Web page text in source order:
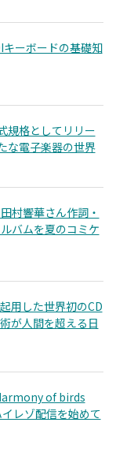
ーボードの基礎知
規格としてリリー
な電子楽器の世界
村響華さん作詞・
バムを夏のコミケ
用した世界初のCD
が人間を超える日
of birds
レゾ配信を始めて